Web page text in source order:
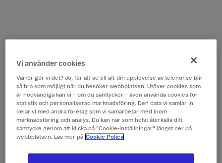
Vi använder cookies
Varför gör vi det? Jo, för att se till att din upplevelse av telenor.se blir
så bra som möjligt när du besöker webbplatsen. Utöver cookies som
är nödvändiga kan vi – om du samtycker – även använda cookies för
statistik och personaliserad marknadsföring. Den data vi samlar in
delar vi med andra företag som vi samarbetar med inom
marknadsföring och analys. Du kan när som helst återkalla ditt
samtycke genom att klicka på ”Cookie-inställningar” längst ner på
webbplatsen. Läs mer på Cookie Policy